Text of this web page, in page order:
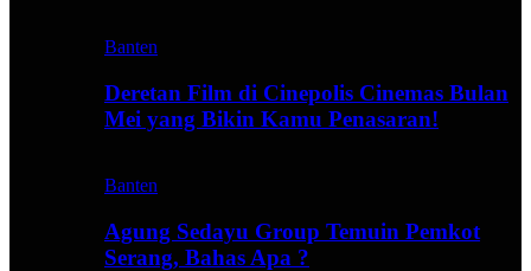
Banten
Deretan Film di Cinepolis Cinemas Bulan
Mei yang Bikin Kamu Penasaran!
Banten
Agung Sedayu Group Temuin Pemkot
Serang, Bahas Apa ?